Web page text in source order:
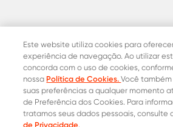
Este website utiliza cookies para
experiência de navegação. Ao utilizar
concorda com o uso de cookies,
nossa Política de Cookies.Você
suas preferências a qualquer momento
de Preferência dos Cookies. Para
tratamos seus dados pessoais, consulte
de Privacidade.